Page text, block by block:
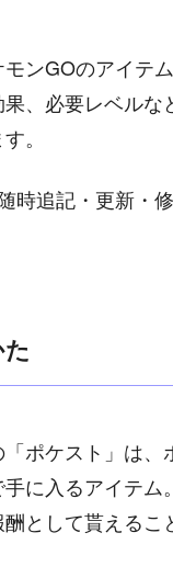
ンGOのアイテ
、必要レベルな
。
時追記・更新・
「ポケスト」は
に入るアイテム
として貰えるこ